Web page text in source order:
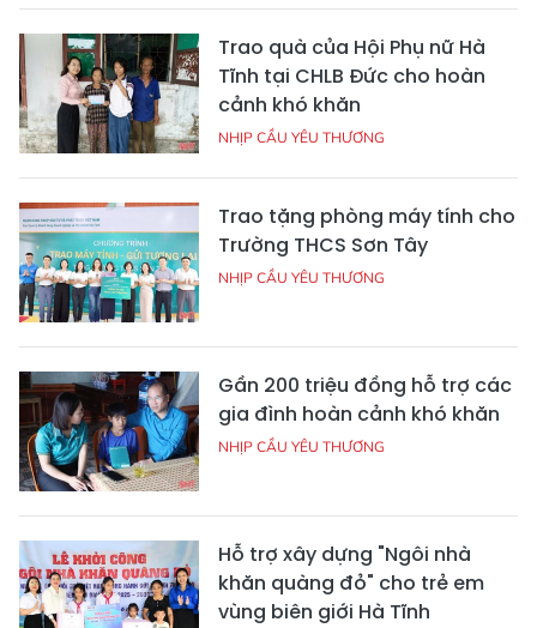
Trao quà của Hội Phụ nữ Hà
Tĩnh tại CHLB Đức cho hoàn
cảnh khó khăn
NHỊP CẦU YÊU THƯƠNG
Trao tặng phòng máy tính cho
Trường THCS Sơn Tây
NHỊP CẦU YÊU THƯƠNG
Gần 200 triệu đồng hỗ trợ các
gia đình hoàn cảnh khó khăn
NHỊP CẦU YÊU THƯƠNG
Hỗ trợ xây dựng "Ngôi nhà
khăn quàng đỏ" cho trẻ em
vùng biên giới Hà Tĩnh